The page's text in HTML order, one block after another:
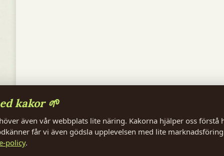
Andra öppettider kan förekomma vid kurser
och evenemang.
kakor 🌱
även vår webbplats lite näring. Kakorna hjälper oss förstå
får vi även gödsla upplevelsen med lite
policy.